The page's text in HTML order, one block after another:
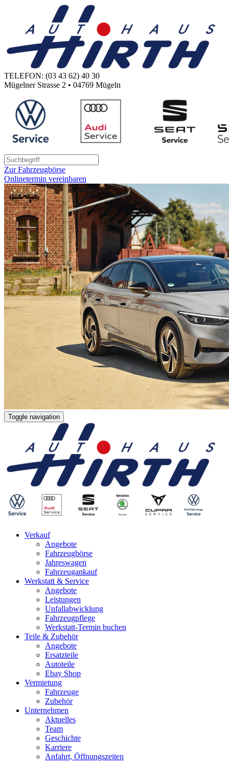
TELEFON: (03 43 62) 40 30
Mügelner Strasse 2 • 04769 Mügeln
Zur Fahrzeugbörse
Onlinetermin vereinbaren
Toggle navigation
Verkauf
Angebote
Fahrzeugbörse
Jahreswagen
Fahrzeugankauf
Werkstatt & Service
Angebote
Leistungen
Unfallabwicklung
Fahrzeugpflege
Werkstatt-Termin buchen
Teile & Zubehör
Angebote
Ersatzteile
Autoteile
Ebay Shop
Vermietung
Fahrzeuge
Zubehör
Unternehmen
Aktuelles
Team
Geschichte
Karriere
Anfahrt, Öffnungszeiten